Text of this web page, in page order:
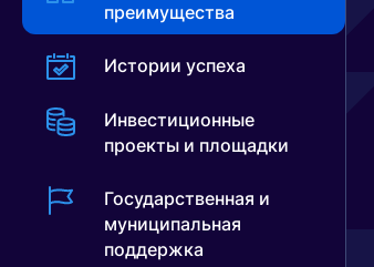
преимущества
Истории успеха
Инвестиционные
проекты и площадки
Государственная и
муниципальная
поддержка